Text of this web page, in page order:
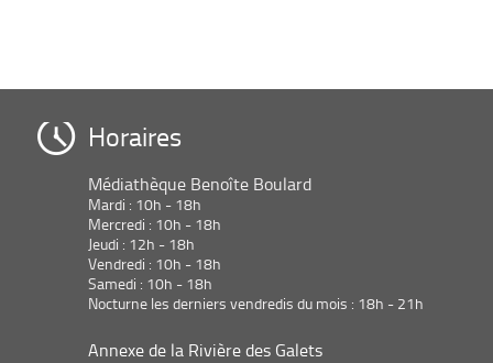
Horaires
Médiathèque Benoîte Boulard
Mardi : 10h - 18h
Mercredi : 10h - 18h
Jeudi : 12h - 18h
Vendredi : 10h - 18h
Samedi : 10h - 18h
Nocturne les derniers vendredis du mois : 18h - 21h
Annexe de la Rivière des Galets